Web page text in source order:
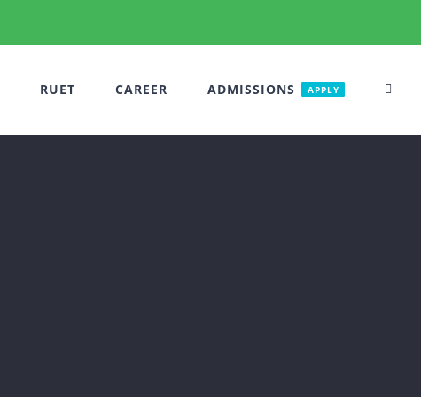
RUET CAREER ADMISSIONS APPLY